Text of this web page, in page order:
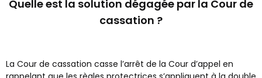
Quelle est la solution dégagée par la Cour de
cassation ?
La Cour de cassation casse l’arrêt de la Cour d’appel en